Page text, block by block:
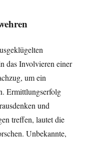
das Involvieren einer
um ein
Ermittlungserfolg
und
treffen, lautet die
Unbekannte,